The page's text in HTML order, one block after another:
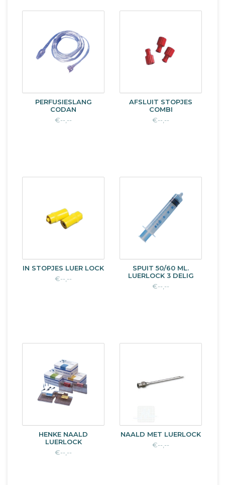
PERFUSIESLANG
CODAN
€--,--
AFSLUIT STOPJES
COMBI
€--,--
IN STOPJES LUER LOCK
€--,--
SPUIT 50/60 ML.
LUERLOCK 3 DELIG
€--,--
HENKE NAALD
LUERLOCK
€--,--
NAALD MET LUERLOCK
€--,--